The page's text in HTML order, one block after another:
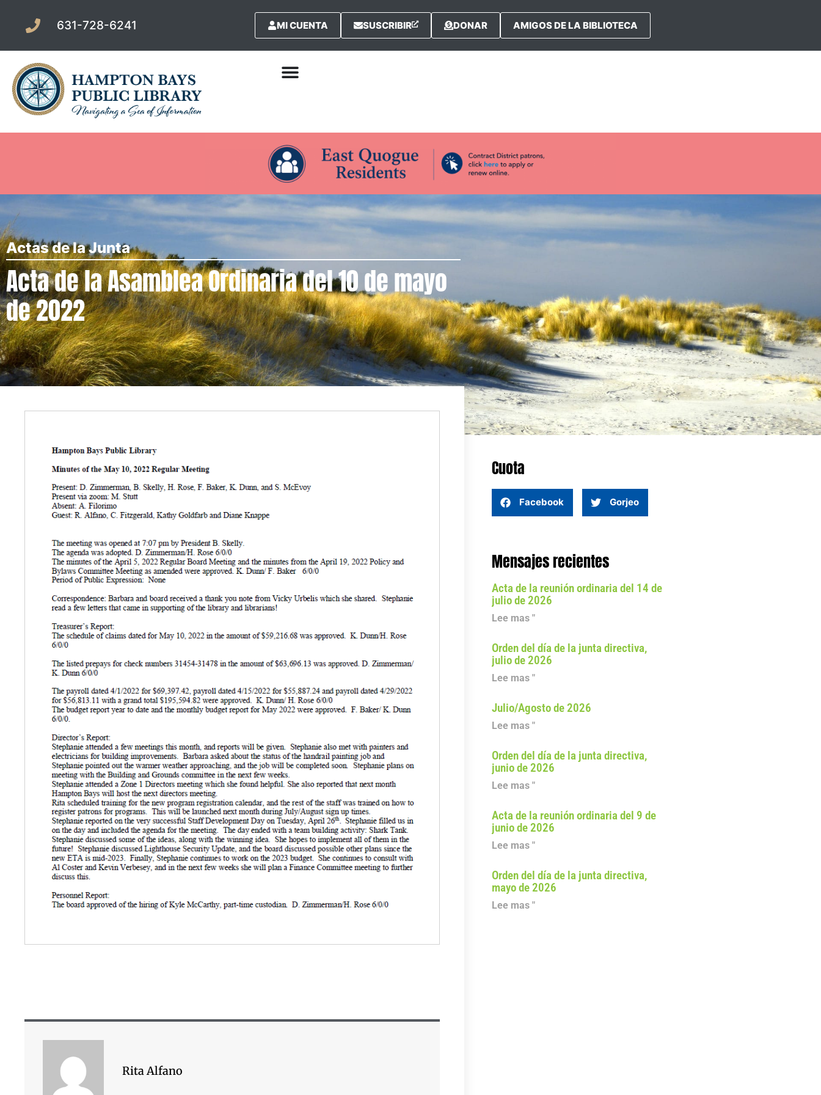
631-728-6241 MI CUENTA SUSCRIBIR DONAR AMIGOS DE LA BIBLIOTECA
Actas de la Junta
Acta de la Asamblea Ordinaria del 10 de mayo
de 2022
Rita Alfano
Cuota
Facebook Gorjeo
Mensajes recientes
Acta de la reunión ordinaria del 14 de
julio de 2026
Lee mas "
Orden del día de la junta directiva,
julio de 2026
Lee mas "
Julio/Agosto de 2026
Lee mas "
Orden del día de la junta directiva,
junio de 2026
Lee mas "
Acta de la reunión ordinaria del 9 de
junio de 2026
Lee mas "
Orden del día de la junta directiva,
mayo de 2026
Lee mas "